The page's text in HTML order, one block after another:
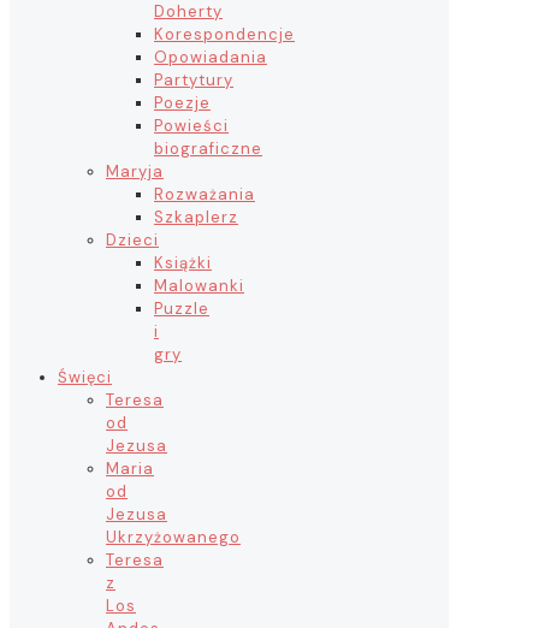
Doherty
Korespondencje
Opowiadania
Partytury
Poezje
Powieści
biograficzne
Maryja
Rozważania
Szkaplerz
Dzieci
Książki
Malowanki
Puzzle
i
gry
Święci
Teresa
od
Jezusa
Maria
od
Jezusa
Ukrzyżowanego
Teresa
z
Los